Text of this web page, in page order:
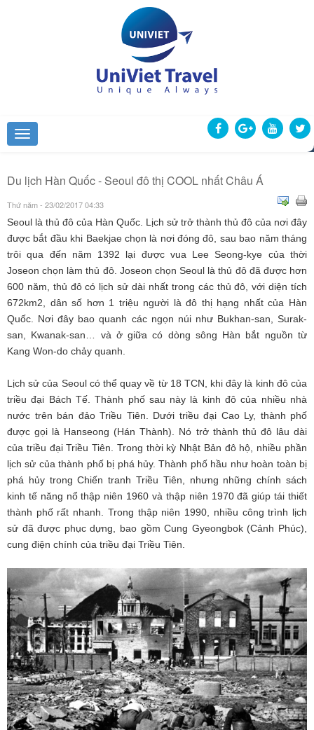
Du lịch Hàn Quốc - Seoul đô thị COOL nhất Châu Á
Thứ năm - 23/02/2017 04:33
Seoul là thủ đô của Hàn Quốc. Lịch sử trở thành thủ đô của nơi đây
được bắt đầu khi Baekjae chọn là nơi đóng đô, sau bao năm tháng
trôi qua đến năm 1392 lại được vua Lee Seong-kye của thời
Joseon chọn làm thủ đô. Joseon chọn Seoul là thủ đô đã được hơn
600 năm, thủ đô có lịch sử dài nhất trong các thủ đô, với diện tích
672km2, dân số hơn 1 triệu người là đô thị hạng nhất của Hàn
Quốc. Nơi đây bao quanh các ngọn núi như Bukhan-san, Surak-
san, Kwanak-san… và ở giữa có dòng sông Hàn bắt nguồn từ
Kang Won-do chảy quanh.
Lịch sử của Seoul có thể quay về từ 18 TCN, khi đây là kinh đô của
triều đại Bách Tế. Thành phố sau này là kinh đô của nhiều nhà
nước trên bán đảo Triều Tiên. Dưới triều đại Cao Ly, thành phố
được gọi là Hanseong (Hán Thành). Nó trở thành thủ đô lâu dài
của triều đại Triều Tiên. Trong thời kỳ Nhật Bản đô hộ, nhiều phần
lịch sử của thành phố bị phá hủy. Thành phố hầu như hoàn toàn bị
phá hủy trong Chiến tranh Triều Tiên, nhưng những chính sách
kinh tế năng nổ thập niên 1960 và thập niên 1970 đã giúp tái thiết
thành phố rất nhanh. Trong thập niên 1990, nhiều công trình lịch
sử đã được phục dựng, bao gồm Cung Gyeongbok (Cảnh Phúc),
cung điện chính của triều đại Triều Tiên.